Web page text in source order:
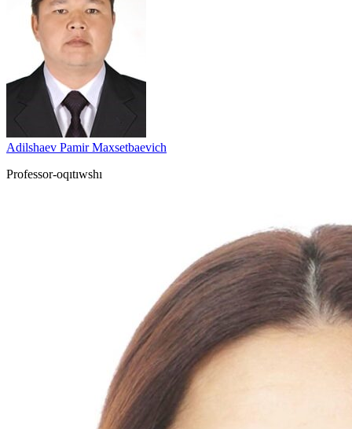
Adilshaev Pamir Maxsetbaevich
Professor-oqıtıwshı